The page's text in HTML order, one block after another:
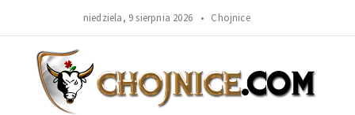
niedziela, 9 sierpnia 2026 • Chojnice